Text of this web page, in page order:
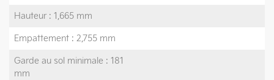
Hauteur : 1,665 mm
Empattement : 2,755 mm
Garde au sol minimale : 181
mm